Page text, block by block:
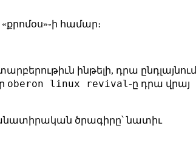
համար։
ինթելի, դրա
oberon linux revival֊ը դրա վրայ
ծրագիրը՝ նատիւ